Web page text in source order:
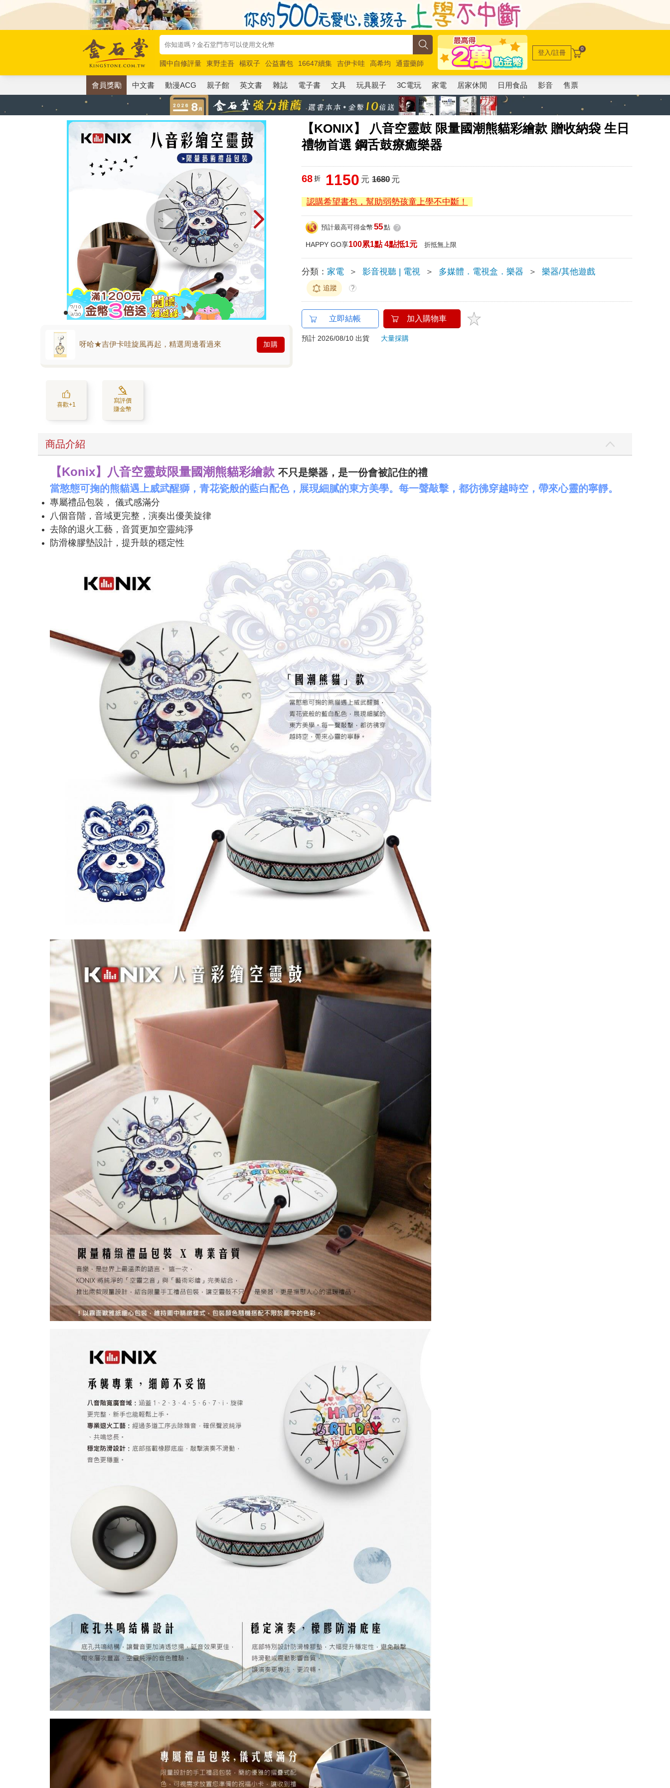
國中自修評量 東野圭吾 楊双子 公益書包 16647續集 吉伊卡哇 高希均
通靈藥師
唯紅花綻放
奧德賽 路邊攤新作 馬斯克 玩具總動員5 超慢跑
登入/註冊 0
會員獎勵 中文書 動漫ACG 親子館 英文書 雜誌 電子書 文具 玩具親子 3C電玩 家電 居家休閒 日用食品 影音 售票
【KONIX】 八音空靈鼓 限量國潮熊貓彩繪款 贈收納袋 生日
禮物首選 鋼舌鼓療癒樂器
呀哈★吉伊卡哇旋風再起，精選周邊看過來 加購
喜歡+1
寫評價
賺金幣
68 折 1150 元 1680元
認購希望書包，幫助弱勢孩童上學不中斷！
預計最高可得金幣 55點 ?
HAPPY GO享100累1點 4點抵1元 折抵無上限
分類： 家電 ＞ 影音視聽 | 電視 ＞ 多媒體．電視盒．樂器 ＞ 樂器/其他遊戲
追蹤 ?
立即結帳 加入購物車
預計 2026/08/10 出貨 大量採購
商品介紹
【Konix】八音空靈鼓限量國潮熊貓彩繪款 不只是樂器，是一份會被記住的禮
當憨態可掬的熊貓遇上威武醒獅，青花瓷般的藍白配色，展現細膩的東方美學。每一聲敲擊，都彷彿穿越時空，帶來心靈的寧靜。
專屬禮品包裝， 儀式感滿分
八個音階，音域更完整，演奏出優美旋律
去除的退火工藝，音質更加空靈純淨
防滑橡膠墊設計，提升鼓的穩定性